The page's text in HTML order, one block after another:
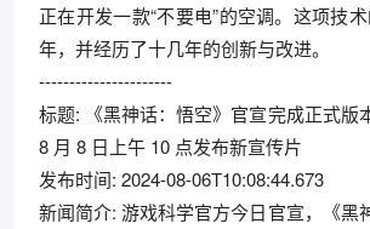
正在开发一款“不要电”的空调。这项技
年，并经历了十几年的创新与改进。
----------------------
标题: 《黑神话：悟空》官宣完成正式版
8 月 8 日上午 10 点发布新宣传片
发布时间: 2024-08-06T10:08:44.673
新闻简介: 游戏科学官方今日官宣，《黑